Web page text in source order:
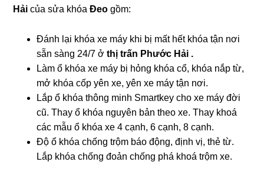
Hảicủa sửa khóaĐeo gồm:
Đánh lại khóa xe máy khi bị mất hết khóa tận nơi
sẵn sàng 24/7 ởthị trấn Phước Hải .
Làm ổ khóa xe máy bị hỏng khóa cổ, khóa nắp từ,
mở khóa cốp yên xe, yên xe máy tận nơi.
Lắp ổ khóa thông minh Smartkey cho xe máy đời
cũ. Thay ổ khóa nguyên bản theo xe. Thay khoá
các mẫu ổ khóa xe 4 cạnh, 6 cạnh, 8 cạnh.
Độ ổ khóa chống trộm báo động, định vị, thẻ từ.
Lắp khóa chống đoản chống phá khoá trộm xe.